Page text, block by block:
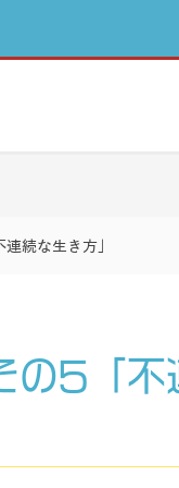
続な生き方」
の5「不